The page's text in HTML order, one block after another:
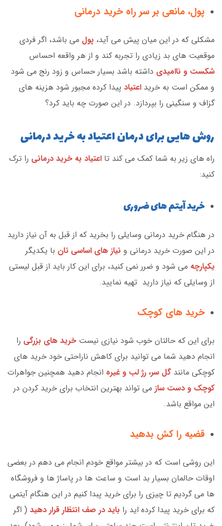
پول، مانعی بر سر راه خرید درمانی
مشکلی که در این میان پیش می آید، پول می باشد، اگر فردی
موقعیت های بد زیادی را تجربه کند و از هر واقعه احساس
شکست و ناامیدی داشته باشد بسیار حساس و زود رنج می شود
و ممکن است به خرید اعتیاد پیدا کرده مجبور شود هزینه های
گزاف و سنگینی را بپردازد. در این صورت چه باید کرد؟
روش هایی برای درمان اعتیاد به خرید درمانی
راه های زیر به شما کمک می کند تا اعتیاد به خرید درمانی را ترک
کنید:
خرید آیتم های ضروری
در هنگام خرید درمانی وسایلی را بخرید که از قبل به آن نیاز دارید
در این صورت خرید درمانی و نیاز های اساسی تان با یکدیگر
یکپارچه می شود و ضرر نمی کنید، برای این کار باید از قبل لیستی
از وسایلی که نیاز دارید تهیه نمایید.
خرید های کوچک
برای این که حالتان خوب شود نیازی نیست خرید های بزرگی را
انجام دهید شما می توانید برای کاهش ناراحتی خود خرید های
کوچکی مانند گل سر، رژ لب و غیره انجام دهید همچنین جواهرات
کوچک و دست ساز می تواند بهترین انتخاب برای خرید کردن در
این مواقع باشد.
قضیه را کش بدهید
این روشی است که در بیشتر مواقع خودم انجام می دهم در بعضی
اوقات حالمان بسیار بد است و ساعت ها در پاساژ ها و فروشگاه
ها می گردیم تا چیزی را برای خرید پبدا کنیم در این هنگام آیتمی
که برای خرید پیدا کرده اید را باید در صف انتظار قرار دهید ( اگر